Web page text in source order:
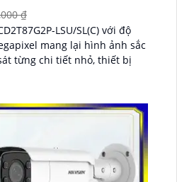
₫
LSU/SL(C) với độ
mang lại hình ảnh sắc